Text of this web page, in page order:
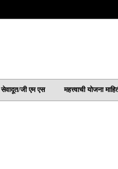
सेवादूत/जी एम एस महत्त्वाची योजना